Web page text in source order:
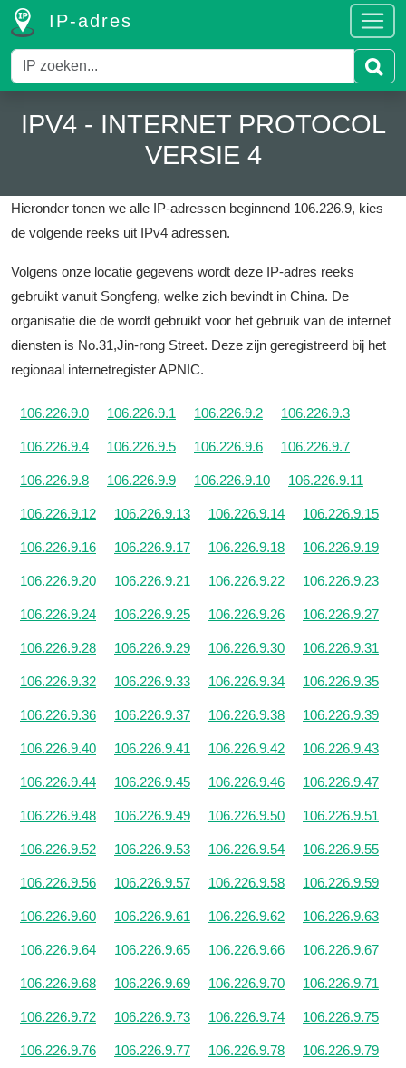
IP-adres
IPV4 - INTERNET PROTOCOL
VERSIE 4
Hieronder tonen we alle IP-adressen beginnend 106.226.9, kies
de volgende reeks uit IPv4 adressen.
Volgens onze locatie gegevens wordt deze IP-adres reeks
gebruikt vanuit Songfeng, welke zich bevindt in China. De
organisatie die de wordt gebruikt voor het gebruik van de internet
diensten is No.31,Jin-rong Street. Deze zijn geregistreerd bij het
regionaal internetregister APNIC.
106.226.9.0 106.226.9.1 106.226.9.2 106.226.9.3
106.226.9.4 106.226.9.5 106.226.9.6 106.226.9.7
106.226.9.8 106.226.9.9 106.226.9.10 106.226.9.11
106.226.9.12 106.226.9.13 106.226.9.14 106.226.9.15
106.226.9.16 106.226.9.17 106.226.9.18 106.226.9.19
106.226.9.20 106.226.9.21 106.226.9.22 106.226.9.23
106.226.9.24 106.226.9.25 106.226.9.26 106.226.9.27
106.226.9.28 106.226.9.29 106.226.9.30 106.226.9.31
106.226.9.32 106.226.9.33 106.226.9.34 106.226.9.35
106.226.9.36 106.226.9.37 106.226.9.38 106.226.9.39
106.226.9.40 106.226.9.41 106.226.9.42 106.226.9.43
106.226.9.44 106.226.9.45 106.226.9.46 106.226.9.47
106.226.9.48 106.226.9.49 106.226.9.50 106.226.9.51
106.226.9.52 106.226.9.53 106.226.9.54 106.226.9.55
106.226.9.56 106.226.9.57 106.226.9.58 106.226.9.59
106.226.9.60 106.226.9.61 106.226.9.62 106.226.9.63
106.226.9.64 106.226.9.65 106.226.9.66 106.226.9.67
106.226.9.68 106.226.9.69 106.226.9.70 106.226.9.71
106.226.9.72 106.226.9.73 106.226.9.74 106.226.9.75
106.226.9.76 106.226.9.77 106.226.9.78 106.226.9.79